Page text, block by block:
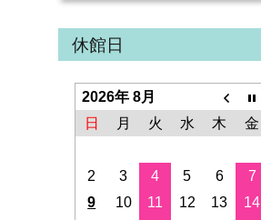
新石川スポーツ会館
さつきが丘コミュニティハウス
山内コミュニティハウス
桂台コミュニティハウス
休館日
2026年 8月
日
月 火 水 木 金
2
3 4 5 6 7
9
10 11 12 13 14